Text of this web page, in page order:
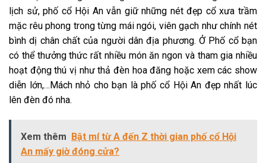
lịch sử, phố cổ Hội An vẫn giữ những nét đẹp cổ xưa trầm
mặc rêu phong trong từng mái ngói, viên gạch như chính nét
bình dị chân chất của người dân địa phương. Ở Phố cổ bạn
có thể thưởng thức rất nhiều món ăn ngon và tham gia nhiều
hoạt động thú vị như thả đèn hoa đăng hoặc xem các show
diễn lớn,…Mách nhỏ cho bạn là phố cổ Hội An đẹp nhất lúc
lên đèn đó nha.
Xem thêm Bật mí từ A đến Z thời gian phố cổ Hội
An mấy giờ đóng cửa?